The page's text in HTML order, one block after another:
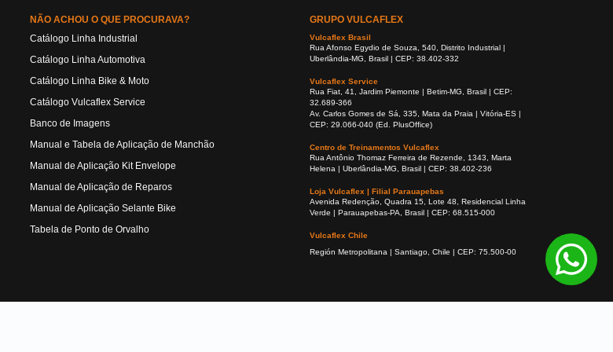
NÃO ACHOU O QUE PROCURAVA?
Catálogo Linha Industrial
Catálogo Linha Automotiva
Catálogo Linha Bike & Moto
Catálogo Vulcaflex Service
Banco de Imagens
Manual e Tabela de Aplicação de Manchão
Manual de Aplicação Kit Envelope
Manual de Aplicação de Reparos
Manual de Aplicação Selante Bike
Tabela de Ponto de Orvalho
GRUPO VULCAFLEX
Vulcaflex Brasil
Rua Afonso Egydio de Souza, 540, Distrito Industrial |
Uberlândia-MG, Brasil | CEP: 38.402-332
Vulcaflex Service
Rua Fiat, 41, Jardim Piemonte | Betim-MG, Brasil | CEP:
32.689-366
Av. Carlos Gomes de Sá, 335, Mata da Praia | Vitória-ES |
CEP: 29.066-040 (Ed. PlusOffice)
Centro de Treinamentos Vulcaflex
Rua Antônio Thomaz Ferreira de Rezende, 1343, Marta
Helena | Uberlândia-MG, Brasil | CEP: 38.402-236
Loja Vulcaflex | Filial Parauapebas
Avenida Redenção, Quadra 15, Lote 48, Residencial Linha
Verde | Parauapebas-PA, Brasil | CEP: 68.515-000
Vulcaflex Chile
Región Metropolitana | Santiago, Chile | CEP: 75.500-00